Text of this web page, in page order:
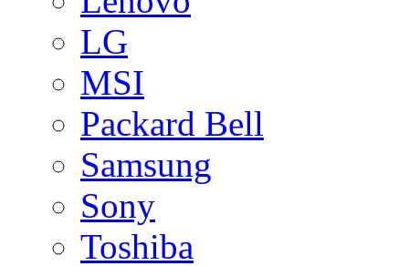
LG
MSI
Packard Bell
Samsung
Sony
Toshiba